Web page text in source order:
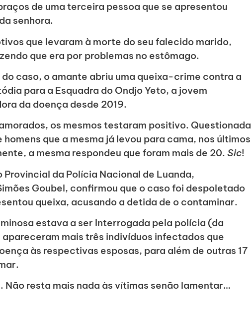
de uma terceira pessoa que se apresentou
senhora.
que levaram à morte do seu falecido marido,
que era por problemas no estômago.
caso, o amante abriu uma queixa-crime contra a
para a Esquadra do Ondjo Yeto, a jovem
da doença desde 2019.
os mesmos testaram positivo. Questionada
que a mesma já levou para cama, nos últimos
a mesma respondeu que foram mais de 20. Sic!
da Polícia Nacional de Luanda,
Goubel, confirmou que o caso foi despoletado
queixa, acusando a detida de o contaminar.
estava a ser Interrogada pela polícia (da
mais três indivíduos infectados que
às respectivas esposas, para além de outras 17
Não resta mais nada às vítimas senão lamentar…